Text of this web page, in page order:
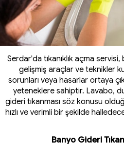
Serdar'da tıkanıklık açma
gelişmiş araçlar ve teknikler
sorunları veya hasarlar ortaya
yeteneklere sahiptir. Lavabo,
gideri tıkanması söz konusu
hızlı ve verimli bir şekilde
Banyo Gideri